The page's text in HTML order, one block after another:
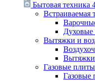
Бытовая техника
Встраиваемая
Вытяжки и
Вытяжки
Газовые плиты